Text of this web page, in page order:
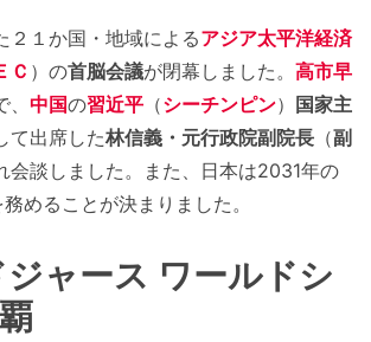
２１か国・地域によるアジア太平洋経済
Ｃ ）の首脳会議が閉幕しました。 高市早
中国の習近平 （シーチンピン）
国家主
て出席した林信義・元行政院副院長 （副
会談しました。また、日本は2031年の
めることが決まりました。
ャース ワールドシ